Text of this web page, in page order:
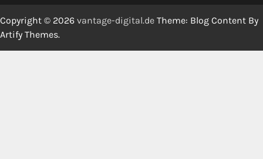
Copyright © 2026 vantage-digital.de Theme: Blog Content By
Artify Themes.